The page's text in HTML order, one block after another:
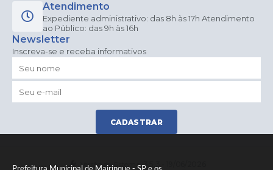
Atendimento
Expediente administrativo: das 8h às 17h Atendimento
ao Público: das 9h às 16h
Newsletter
Inscreva-se e receba informativos
CADASTRAR
Versão do Sistema:3.5.3 - 19/06/2026